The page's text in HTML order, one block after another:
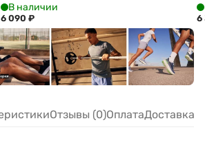
1585 (черный)
В наличии
6 090 ₽ 6
Отзывы (0)ОплатаДоставка